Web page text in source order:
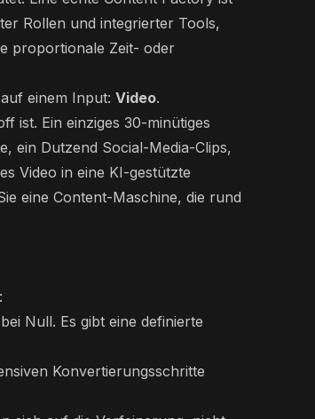
Rollen und integrierter Tools,
proportionale Zeit- oder
einem Input: Video.
ist. Ein einziges 30-minütiges
ein Dutzend Social-Media-Clips,
Video in eine KI-gestützte
eine Content-Maschine, die rund
Null. Es gibt eine definierte
Konvertierungsschritte